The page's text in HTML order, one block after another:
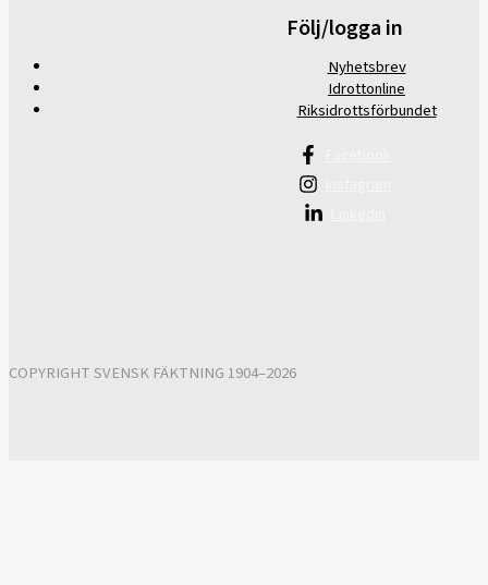
Följ/logga in
Nyhetsbrev
Idrottonline
Riksidrottsförbundet
COPYRIGHT SVENSK FÄKTNING 1904–2026